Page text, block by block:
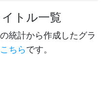
トル一覧
統計から作成したグラ
こちらです。